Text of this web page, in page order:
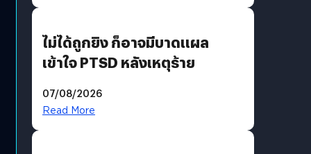
ไม่ได้ถูกยิง ก็อาจมีบาดแผล
เข้าใจ PTSD หลังเหตุร้าย
07/08/2026
Read More